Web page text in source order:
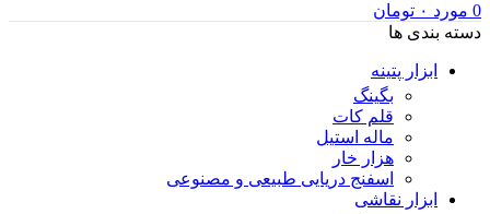
0 مورد ۰ تومان
دسته بندی ها
ابزار پتینه
بگینگ
قلم کات
ماله استیل
هزار خار
اسفنج دریایی طبیعی و مصنوعی
ابزار نقاشی